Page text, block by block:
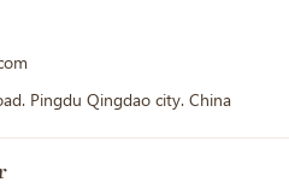
Pingdu Qingdao city. China